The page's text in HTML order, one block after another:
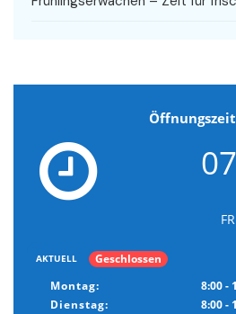
AKTUELL
Geschlossen
Montag:
8:00 -
Dienstag:
8:00 -